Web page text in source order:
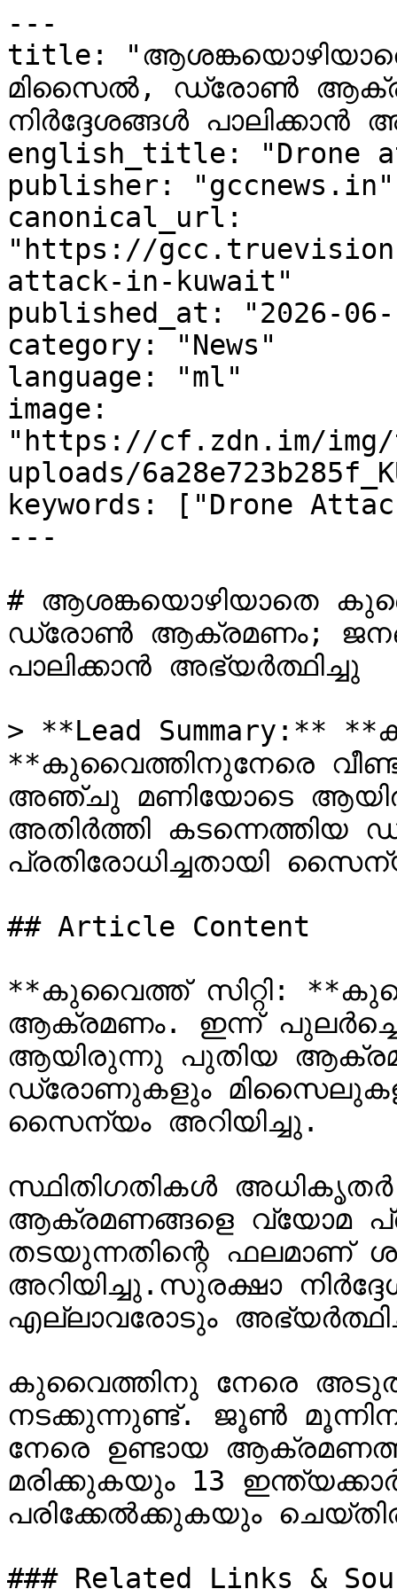
---
title:
മിസൈൽ, ഡ്രോൺ
നിർദ്ദേശങ്ങൾ പാലിക്കാൻ
english_title: "Drone
publisher: "gccnews.in"
canonical_url:
"https://
attack-in-kuwait"
published_at: "2026-06-
category: "News"
language: "ml"
image:
"https://cf.zdn.im/img/
uploads/
keywords: ["Drone
---
# ആശങ്കയൊഴിയാതെ
ഡ്രോൺ ആക്രമണം;
പാലിക്കാൻ അഭ്യർത്ഥിച്ചു
> **Lead Summary:**
**കുവൈത്തിനുനേരെ
അഞ്ചു മണിയോടെ
അതിർത്തി
പ്രതിരോധിച്ചതായി
## Article Content
**കുവൈത്ത് സിറ്റി:
ആക്രമണം. ഇന്ന്
ആയിരുന്നു പുതിയ
ഡ്രോണുകളും മിസൈലുകളും
സൈന്യം അറിയിച്ചു.
സ്ഥിതിഗതികൾ അധികൃതർ
ആക്രമണങ്ങളെ വ്യോമ
തടയുന്നതിന്റെ ഫലമാണ്
അറിയിച്ചു.സുരക്ഷാ
എല്ലാവരോടും
കുവൈത്തിനു നേരെ
നടക്കുന്നുണ്ട്. ജൂൺ
നേരെ ഉണ്ടായ
മരിക്കുകയും 13
പരിക്കേൽക്കുകയും
### Related Links &